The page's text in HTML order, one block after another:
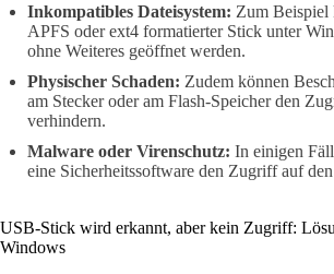
Inkompatibles Dateisystem: Zum Beispiel
APFS oder ext4 formatierter Stick unter
ohne Weiteres geöffnet werden.
Physischer Schaden: Zudem können
am Stecker oder am Flash-Speicher den
verhindern.
Malware oder Virenschutz: In einigen
eine Sicherheitssoftware den Zugriff auf
USB-Stick wird erkannt, aber kein Zugriff:
Windows